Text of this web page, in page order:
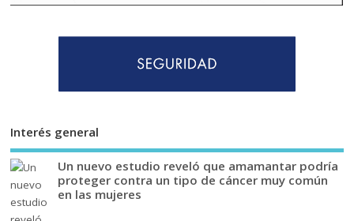
Interés general
Un nuevo estudio reveló que amamantar podría
proteger contra un tipo de cáncer muy común
en las mujeres